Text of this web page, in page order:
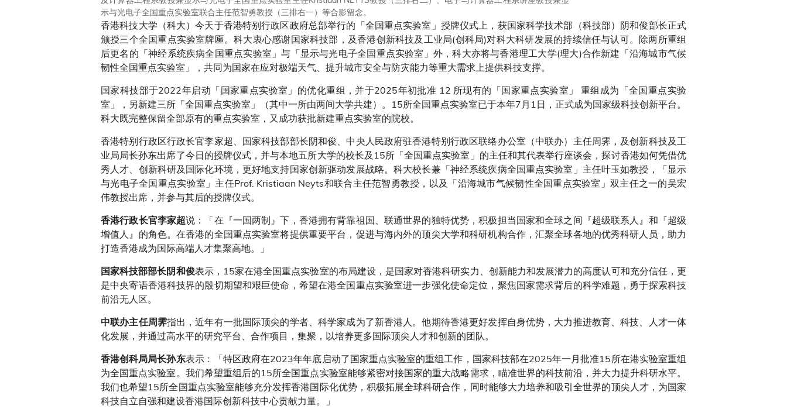
示与光电子全国重点实验室联合主任范智勇教授（三排右一）等合影留念。
香港科技大学（科大）今天于香港特别行政区政府总部举行的「全国重点实验室」授牌仪式上，获国家科学技术部（科技部）阴和俊部长正式
颁授三个全国重点实验室牌匾。科大衷心感谢国家科技部，及香港创新科技及工业局(创科局)对科大科研发展的持续信任与认可。除两所重组
后更名的「神经系统疾病全国重点实验室」与「显示与光电子全国重点实验室」外，科大亦将与香港理工大学(理大)合作新建「沿海城市气候
韧性全国重点实验室」，共同为国家在应对极端天气、提升城市安全与防灾能力等重大需求上提供科技支撑。
国家科技部于2022年启动「国家重点实验室」的优化重组，并于2025年初批准 12 所现有的「国家重点实验室」 重组成为「全国重点实验
室」，另新建三所「全国重点实验室」（其中一所由两间大学共建）。15所全国重点实验室已于本年7月1日，正式成为国家级科技创新平台。
科大既完整保留全部原有的重点实验室，又成功获批新建重点实验室的院校。
香港特别行政区行政长官李家超、国家科技部部长阴和俊、中央人民政府驻香港特别行政区联络办公室（中联办）主任周霁，及创新科技及工
业局局长孙东出席了今日的授牌仪式，并与本地五所大学的校长及15所「全国重点实验室」的主任和其代表举行座谈会，探讨香港如何凭借优
秀人才、创新科研及国际化环境，更好地支持国家创新驱动发展战略。科大校长兼「神经系统疾病全国重点实验室」主任叶玉如教授，「显示
与光电子全国重点实验室」主任Prof. Kristiaan Neyts和联合主任范智勇教授，以及「沿海城市气候韧性全国重点实验室」双主任之一的吴宏
伟教授出席，并参与其后的授牌仪式。
香港行政长官李家超说：「在『一国两制』下，香港拥有背靠祖国、联通世界的独特优势，积极担当国家和全球之间『超级联系人』和『超级
增值人』的角色。在香港的全国重点实验室将提供重要平台，促进与海内外的顶尖大学和科研机构合作，汇聚全球各地的优秀科研人员，助力
打造香港成为国际高端人才集聚高地。」
国家科技部部长阴和俊表示，15家在港全国重点实验室的布局建设，是国家对香港科研实力、创新能力和发展潜力的高度认可和充分信任，更
是中央寄语香港科技界的殷切期望和艰巨使命，希望在港全国重点实验室进一步强化使命定位，聚焦国家需求背后的科学难题，勇于探索科技
前沿无人区。
中联办主任周霁指出，近年有一批国际顶尖的学者、科学家成为了新香港人。他期待香港更好发挥自身优势，大力推进教育、科技、人才一体
化发展，并通过高水平的研究平台、合作项目，集聚，以培养更多国际顶尖人才和创新的团队。
香港创科局局长孙东表示﹕「特区政府在2023年年底启动了国家重点实验室的重组工作，国家科技部在2025年一月批准15所在港实验室重组
为全国重点实验室。我们希望重组后的15所全国重点实验室能够紧密对接国家的重大战略需求，瞄准世界的科技前沿，并大力提升科研水平。
我们也希望15所全国重点实验室能够充分发挥香港国际化优势，积极拓展全球科研合作，同时能够大力培养和吸引全世界的顶尖人才，为国家
科技自立自强和建设香港国际创新科技中心贡献力量。」